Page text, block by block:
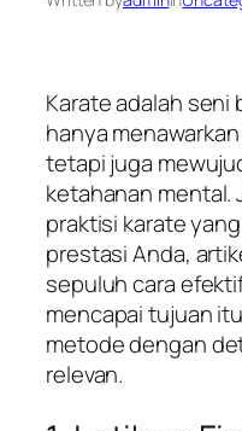
Karate adalah seni
hanya
tetapi juga
ketahanan mental.
praktisi karate
prestasi Anda,
sepuluh cara
mencapai tujuan
metode dengan
relevan.